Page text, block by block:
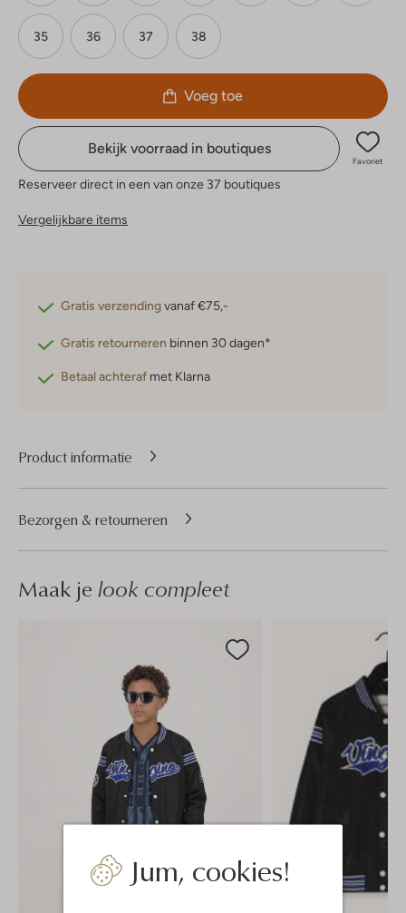
Jum, cookies!
35 36 37 38
Voeg toe
Bekijk voorraad in boutiques
Favoriet
Reserveer direct in een van onze 37 boutiques
Vergelijkbare items
Gratis verzendingvanaf €75,-
Gratis retourneren binnen 30 dagen*
Betaal achteraf met Klarna
Product informatie
Bezorgen & retourneren
Maak je look compleet